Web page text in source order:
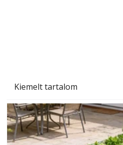
Kiemelt tartalom